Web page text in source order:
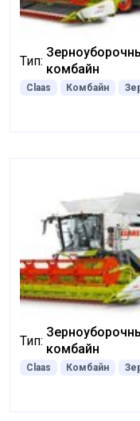
Тип:
комбайн
Claas Комбайн
Тип:
комбайн
Claas Комбайн